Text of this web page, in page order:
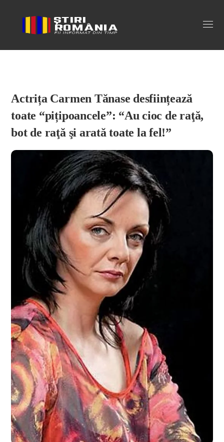
Stiri Romania
Actrița Carmen Tănase desființează
toate “pițipoancele”: “Au cioc de raţă,
bot de raţă şi arată toate la fel!”